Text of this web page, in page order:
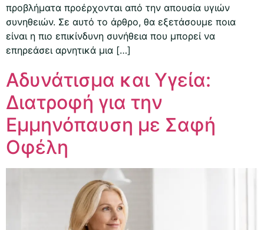
προβλήματα προέρχονται από την απουσία υγιών
συνηθειών. Σε αυτό το άρθρο, θα εξετάσουμε ποια
είναι η πιο επικίνδυνη συνήθεια που μπορεί να
επηρεάσει αρνητικά μια […]
Αδυνάτισμα και Υγεία:
Διατροφή για την
Εμμηνόπαυση με Σαφή
Οφέλη